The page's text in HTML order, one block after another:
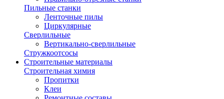
Пильные станки
Ленточные пилы
Циркулярные
Сверлильные
Вертикально-сверлильные
Стружкоотсосы
Строительные материалы
Строительная химия
Пропитки
Клеи